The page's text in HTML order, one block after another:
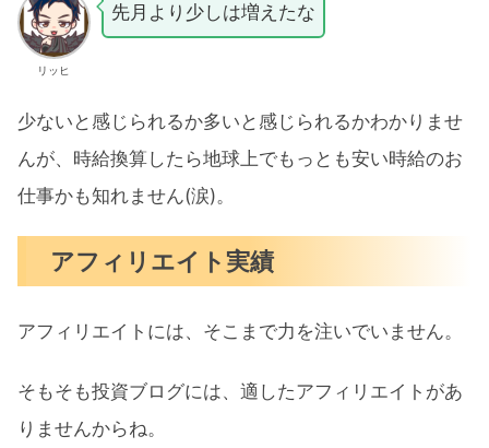
リッヒ
先月より少しは増えたな
少ないと感じられるか多いと感じられるかわかりませ
んが、時給換算したら地球上でもっとも安い時給のお
仕事かも知れません(涙)。
アフィリエイト実績
アフィリエイトには、そこまで力を注いでいません。
そもそも投資ブログには、適したアフィリエイトがあ
りませんからね。